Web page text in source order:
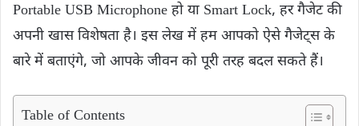
Portable USB Microphone हो या Smart Lock, हर गैजेट की
अपनी खास विशेषता है। इस लेख में हम आपको ऐसे गैजेट्स के
बारे में बताएंगे, जो आपके जीवन को पूरी तरह बदल सकते हैं।
Table of Contents